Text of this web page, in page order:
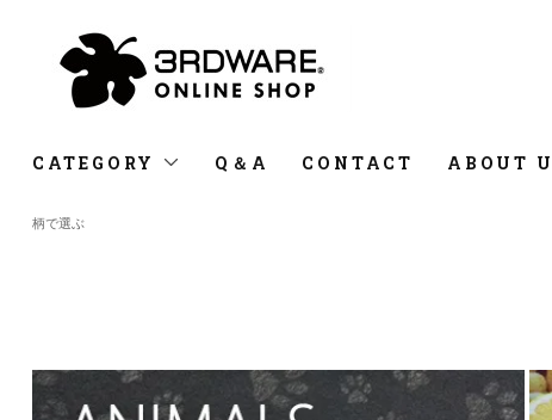
CATEGORY Q＆A CONTACT ABOUT
柄で選ぶ